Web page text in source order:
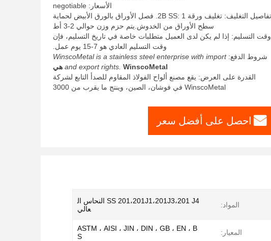
الأسعار: negotiable
تفاصيل التغليف: تغليف ورقة 2B SS: 1. فصل الأوراق بالورق الأبيض لحماية
سطح الأوراق من الخدوش.يتم حزم وزن حوالي 2-3 أط
وقت التسليم: إذا لم يكن لدى العميل متطلبات خاصة في تاريخ التسليم، فإن
وقت التسليم العادي هو 7-15 يوم عمل.
شروط الدفع:WinscoMetal is a stainless steel enterprise with import
and export rights. WinscoMetal هي
القدرة على العرض: يقع مصنع ألواح الفولاذ المقاوم للصدأ التابع لشركة
WinscoMetal في فوشان، الصين، وينتج ما يقرب من 3000
احصل على أفضل سعر
المواد:
SS 201،201J1،201J3،201 J4 النحاس ال
عالي
المعيار:
ASTM ، AISI ، JIN ، DIN ، GB ، EN ، B
S